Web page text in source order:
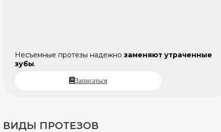
Несъемные протезы надежно заменяют утраченные
зубы.
Записаться
ВИДЫ ПРОТЕЗОВ